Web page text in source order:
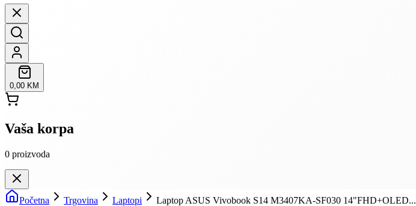
0,00 KM
Vaša korpa
0 proizvoda
Početna Trgovina Laptopi
Laptop ASUS Vivobook S14 M3407KA-SF030 14"FHD+OLED...